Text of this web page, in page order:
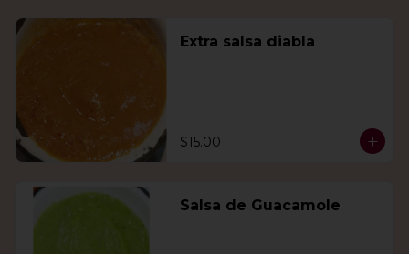
Extra salsa diabla
$15.00
Salsa de Guacamole